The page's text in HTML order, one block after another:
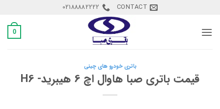
content
CONTACT
02188882222
0
باتری خودرو های چینی
قیمت باتری صبا هاوال اچ 6 هیبرید- H6